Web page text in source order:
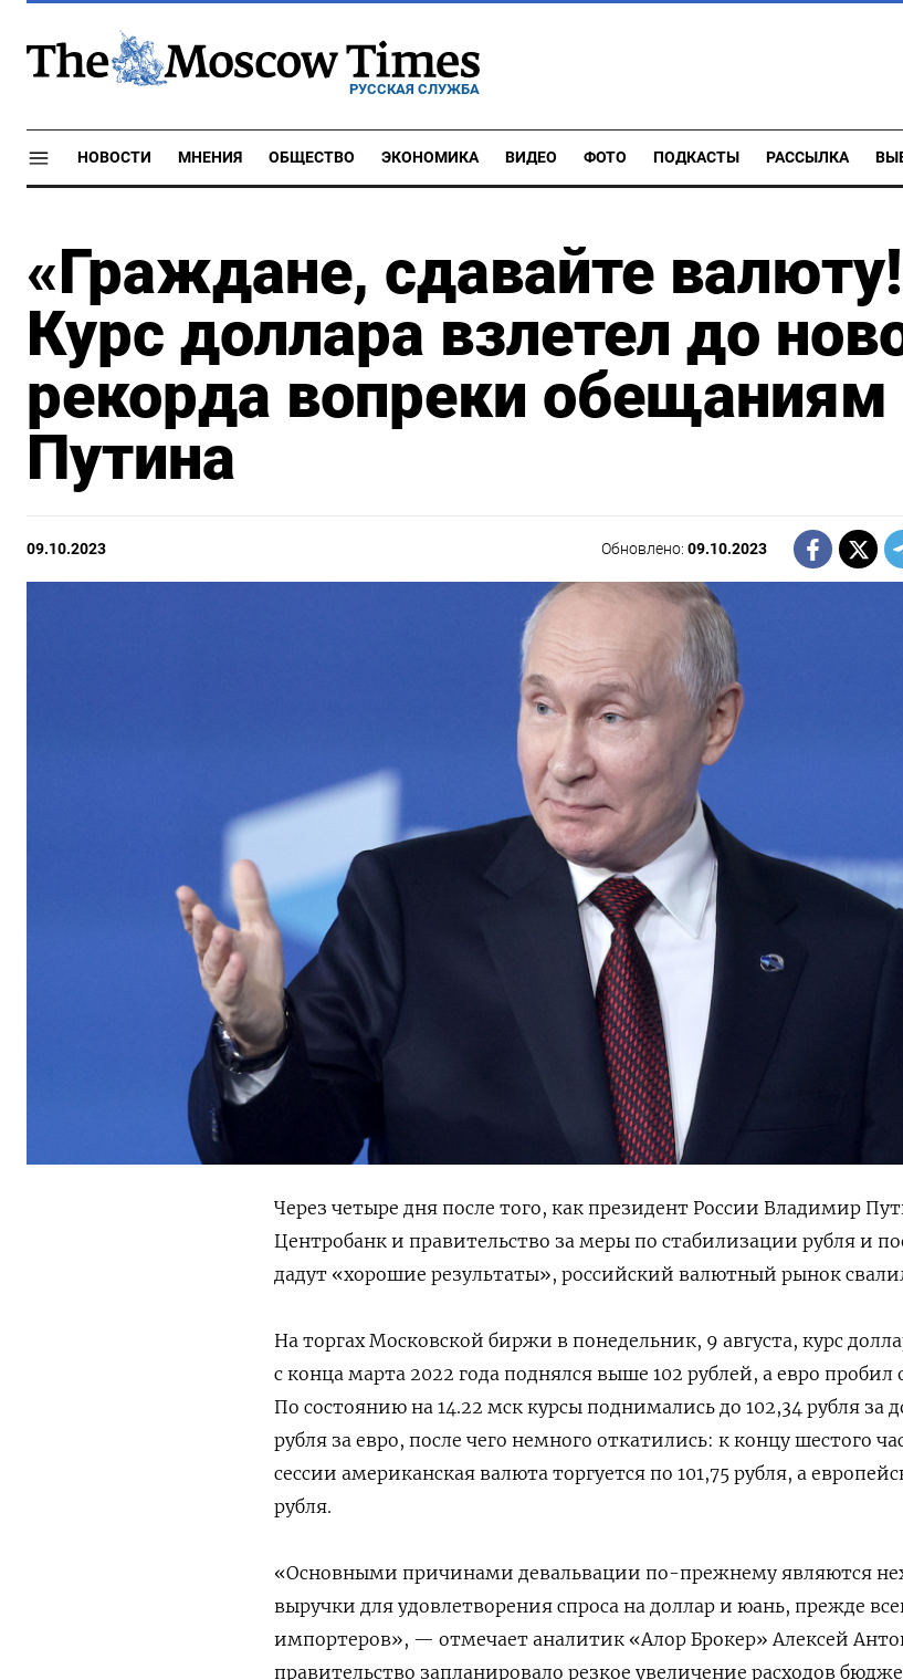
РУССКАЯ СЛУЖБА
НОВОСТИ МНЕНИЯ ОБЩЕСТВО ЭКОНОМИКА ВИДЕО ФОТО ПОДКАСТЫ РАССЫЛКА
«Граждане, сдавайте
Курс доллара взлетел до
рекорда вопреки обещаниям
Путина
09.10.2023 Обновлено:09.10.2023
Через четыре дня после того, как президент России Владимир
Центробанк и правительство за меры по стабилизации рубля и
дадут «хорошие результаты», российский валютный рынок
На торгах Московской биржи в понедельник, 9 августа, курс
с конца марта 2022 года поднялся выше 102 рублей, а евро пробил
По состоянию на 14.22 мск курсы поднимались до 102,34 рубля за
рубля за евро, после чего немного откатились: к концу шестого
сессии американская валюта торгуется по 101,75 рубля, а
рубля.
«Основными причинами девальвации по-прежнему являются
выручки для удовлетворения спроса на доллар и юань, прежде
импортеров», — отмечает аналитик «Алор Брокер» Алексей
правительство запланировало резкое увеличение расходов